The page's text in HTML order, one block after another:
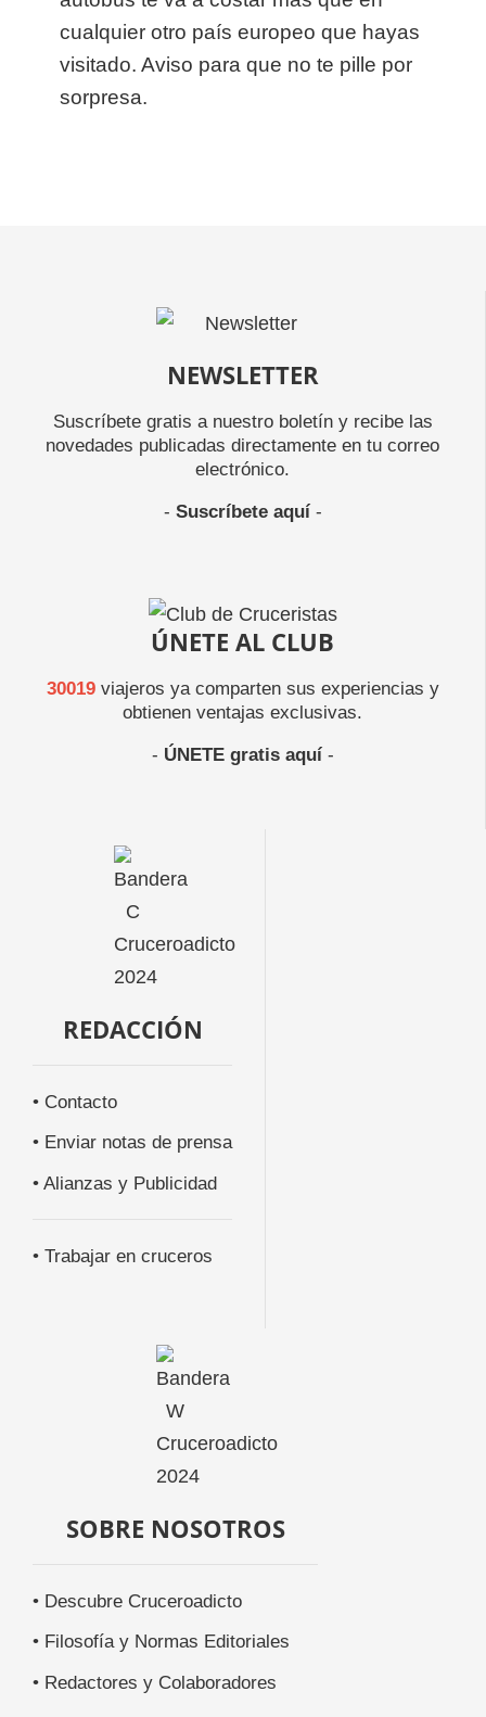
cualquier otro país europeo que hayas
visitado. Aviso para que no te pille por
sorpresa.
NEWSLETTER
Suscríbete gratis a nuestro boletín y recibe las
novedades publicadas directamente en tu correo
electrónico.
- Suscríbete aquí-
ÚNETE AL CLUB
30019viajeros ya comparten sus experiencias y
obtienen ventajas exclusivas.
- ÚNETE gratis aquí-
REDACCIÓN
• Contacto
• Enviar notas de prensa
• Alianzas y Publicidad
• Trabajar en cruceros
SOBRE NOSOTROS
• Descubre Cruceroadicto
• Filosofía y Normas Editoriales
• Redactores y Colaboradores